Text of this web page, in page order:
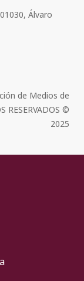
Álvaro
de Medios de
RESERVADOS ©
2025